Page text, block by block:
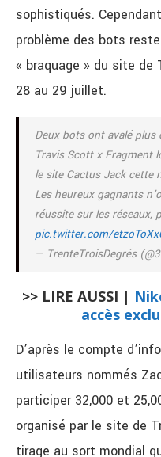
sophistiqués.
problème des bots
« braquage » du site
28 au 29 juillet.
Deux bots ont avalé plus
Travis Scott x Fragment
le site Cactus Jack cette
Les heureux gagnants
réussite sur les réseaux,
pic.twitter.com/
— TrenteTroisDegrés
>> LIRE AUSSI |
accès
D’après le compte
utilisateurs nommés
participer 32,000 et
organisé par le site de
tirage au sort mondial